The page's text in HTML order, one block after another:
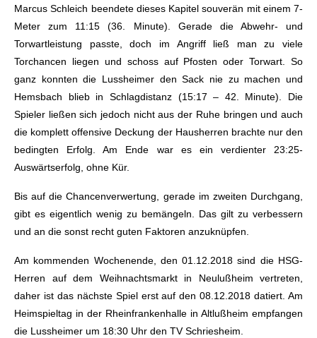
Marcus Schleich beendete dieses Kapitel souverän mit einem 7-
Meter zum 11:15 (36. Minute). Gerade die Abwehr- und
Torwartleistung passte, doch im Angriff ließ man zu viele
Torchancen liegen und schoss auf Pfosten oder Torwart. So
ganz konnten die Lussheimer den Sack nie zu machen und
Hemsbach blieb in Schlagdistanz (15:17 – 42. Minute). Die
Spieler ließen sich jedoch nicht aus der Ruhe bringen und auch
die komplett offensive Deckung der Hausherren brachte nur den
bedingten Erfolg. Am Ende war es ein verdienter 23:25-
Auswärtserfolg, ohne Kür.
Bis auf die Chancenverwertung, gerade im zweiten Durchgang,
gibt es eigentlich wenig zu bemängeln. Das gilt zu verbessern
und an die sonst recht guten Faktoren anzuknüpfen.
Am kommenden Wochenende, den 01.12.2018 sind die HSG-
Herren auf dem Weihnachtsmarkt in Neulußheim vertreten,
daher ist das nächste Spiel erst auf den 08.12.2018 datiert. Am
Heimspieltag in der Rheinfrankenhalle in Altlußheim empfangen
die Lussheimer um 18:30 Uhr den TV Schriesheim.